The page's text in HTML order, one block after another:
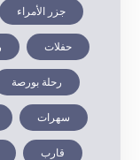
جزر الأمراء
حفلات
رحلة بورصة
سهرات
قارب